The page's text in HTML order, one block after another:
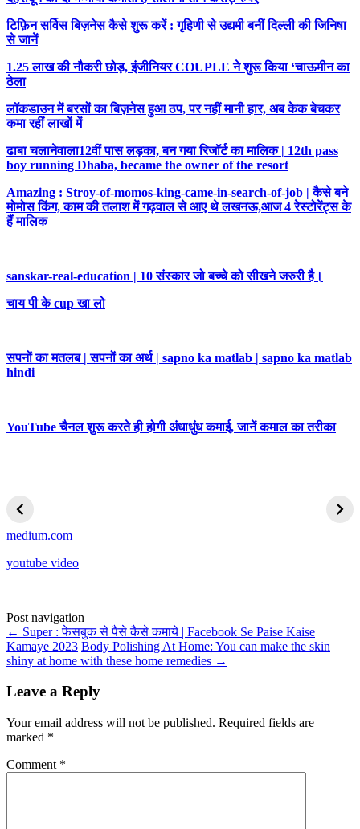
टिफ़िन सर्विस बिज़नेस कैसे शुरू करें : गृहिणी से उद्यमी बनीं दिल्ली की जिनिषा
से जानें
1.25 लाख की नौकरी छोड़, इंजीनियर COUPLE ने शुरू किया ‘चाऊमीन का
ठेला
लॉकडाउन में बरसों का बिज़नेस हुआ ठप, पर नहीं मानी हार, अब केक बेचकर
कमा रहीं लाखों में
ढाबा चलानेवाला12वीं पास लड़का, बन गया रिजॉर्ट का मालिक | 12th pass
boy running Dhaba, became the owner of the resort
Amazing : Stroy-of-momos-king-came-in-search-of-job | कैसे बने
मोमोस किंग, काम की तलाश में गढ़वाल से आए थे लखनऊ,आज 4 रेस्टोरेंट्स के
हैं मालिक
sanskar-real-education | 10 संस्कार जो बच्चे को सीखने जरुरी है।
चाय पी के cup खा लो
सपनों का मतलब | सपनों का अर्थ | sapno ka matlab | sapno ka matlab
hindi
YouTube चैनल शुरू करते ही होगी अंधाधुंध कमाई, जानें कमाल का तरीका
आंखें नम
medium.com
youtube video
Post navigation
← Super : फेसबुक से पैसे कैसे कमाये | Facebook Se Paise Kaise
Kamaye 2023 Body Polishing At Home: You can make the skin
shiny at home with these home remedies →
Leave a Reply
Your email address will not be published. Required fields are
marked *
Comment *